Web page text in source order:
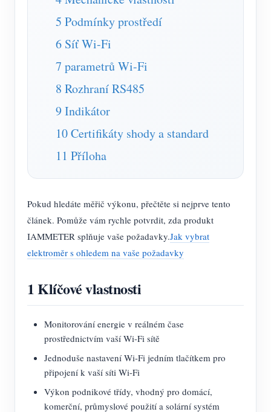
Simulátor IAMMETER
Virtuální měřič
Systém energetického předpovídání a simulace
Aplikace
Ukládat
Zdroje
Rychlý start produktu
FAQ
Zprávy
Společenství
Vývojář
Prozkoumat
Program odměn
Kontakt
5 Podmínky prostředí
6 Síť Wi-Fi
7 parametrů Wi-Fi
8 Rozhraní RS485
9 Indikátor
10 Certifikáty shody a standard
11 Příloha
Pokud hledáte měřič výkonu, přečtěte si nejprve tento
článek. Pomůže vám rychle potvrdit, zda produkt
IAMMETER splňuje vaše požadavky.Jak vybrat
elektroměr s ohledem na vaše požadavky
1 Klíčové vlastnosti
Monitorování energie v reálném čase
prostřednictvím vaší Wi-Fi sítě
Jednoduše nastavení Wi-Fi jedním tlačítkem pro
připojení k vaší síti Wi-Fi
Výkon podnikové třídy, vhodný pro domácí,
komerční, průmyslové použití a solární systém